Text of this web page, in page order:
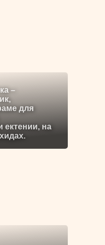
–
для
ектении, на